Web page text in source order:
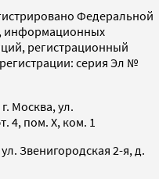
Федеральной
информационных
регистрационный
серия Эл №
Москва, ул.
4, пом. X, ком. 1
Звенигородская 2-я, д.